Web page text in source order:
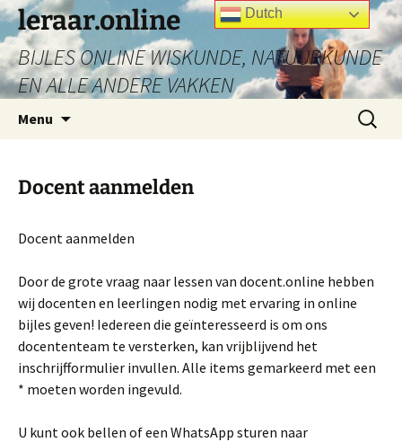
Ga
naar
de
inhoud
leraar.online
BIJLES ONLINE WISKUNDE, NATUURKUNDE
EN ALLE ANDERE VAKKEN
Menu
Zoeken
naar:
Docent aanmelden
Docent aanmelden
Door de grote vraag naar lessen van docent.online hebben
wij docenten en leerlingen nodig met ervaring in online
bijles geven! Iedereen die geïnteresseerd is om ons
docententeam te versterken, kan vrijblijvend het
inschrijfformulier invullen. Alle items gemarkeerd met een
* moeten worden ingevuld.
U kunt ook bellen of een WhatsApp sturen naar
Dutch